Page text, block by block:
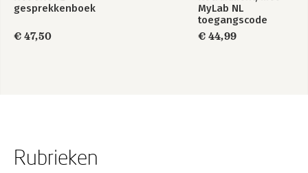
6.2 Individuele arbeidsovereenkomst
6.3 Collectieve arbeidsovereenkomst (cao)
6.4 Arbeidsrecht en aanverwante aspecten
gesprekkenboek
€ 47,50
MyLab NL
toegangscode
€ 44,99
Rubrieken